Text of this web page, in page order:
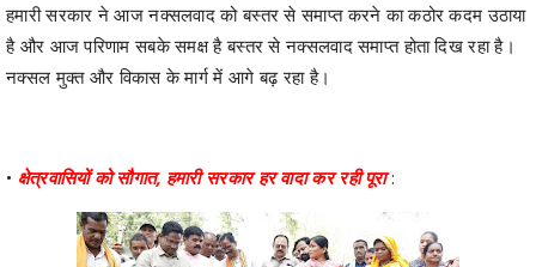
हमारी सरकार ने आज नक्सलवाद को बस्तर से समाप्त करने का कठोर कदम उठाया
है और आज परिणाम सबके समक्ष है बस्तर से नक्सलवाद समाप्त होता दिख रहा है।
नक्सल मुक्त और विकास के मार्ग में आगे बढ़ रहा है।
• क्षेत्रवासियों को सौगात, हमारी सरकार हर वादा कर रही पूरा: